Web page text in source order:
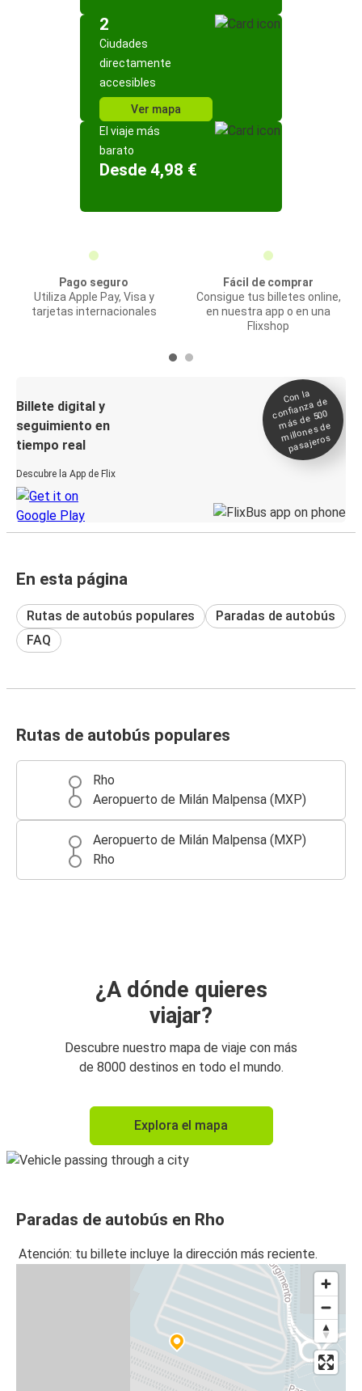
2
Ciudades
directamente
accesibles
Ver mapa
El viaje más
barato
Desde 4,98 €
Pago seguro
Utiliza Apple Pay, Visa y
tarjetas internacionales
Fácil de comprar
Consigue tus billetes online,
en nuestra app o en una
Flixshop
Billete digital y
seguimiento en
tiempo real
Descubre la App de Flix
Con la
confianza de
más de 500
millones de
pasajeros
En esta página
Rutas de autobús populares
Paradas de autobús
FAQ
Rutas de autobús populares
Rho
Aeropuerto de Milán Malpensa (MXP)
Aeropuerto de Milán Malpensa (MXP)
Rho
¿A dónde quieres
viajar?
Descubre nuestro mapa de viaje con más
de 8000 destinos en todo el mundo.
Explora el mapa
Paradas de autobús en Rho
Atención: tu billete incluye la dirección más reciente.